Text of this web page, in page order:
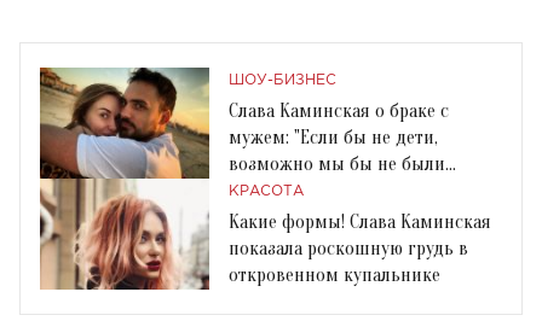
ШОУ-БИЗНЕС
Слава Каминская о браке с
мужем: "Если бы не дети,
возможно мы бы не были
вместе"
КРАСОТА
Какие формы! Слава Каминская
показала роскошную грудь в
откровенном купальнике